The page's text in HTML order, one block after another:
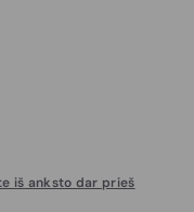
iš anksto dar prieš